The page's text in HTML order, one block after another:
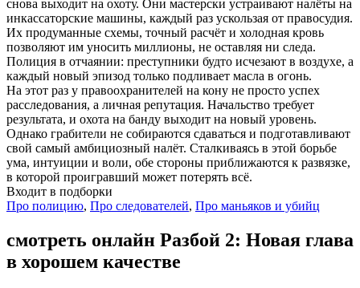
снова выходит на охоту. Они мастерски устраивают налёты на
инкассаторские машины, каждый раз ускользая от правосудия.
Их продуманные схемы, точный расчёт и холодная кровь
позволяют им уносить миллионы, не оставляя ни следа.
Полиция в отчаянии: преступники будто исчезают в воздухе, а
каждый новый эпизод только подливает масла в огонь.
На этот раз у правоохранителей на кону не просто успех
расследования, а личная репутация. Начальство требует
результата, и охота на банду выходит на новый уровень.
Однако грабители не собираются сдаваться и подготавливают
свой самый амбициозный налёт. Сталкиваясь в этой борьбе
ума, интуиции и воли, обе стороны приближаются к развязке,
в которой проигравший может потерять всё.
Входит в подборки
Про полицию, Про следователей, Про маньяков и убийц
смотреть онлайн Разбой 2: Новая глава
в хорошем качестве